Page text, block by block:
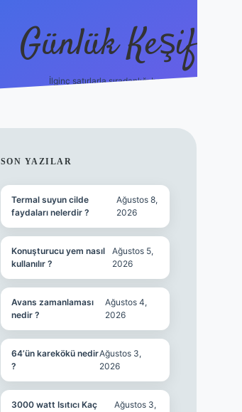
Günlük Keşif
İlginç satırlarla sıradanlığı boz.
SIDEBAR
SON YAZILAR
Termal suyun cilde
faydaları nelerdir ?
Ağustos 8,
2026
Konuşturucu yem nasıl
kullanılır ?
Ağustos 5,
2026
Avans zamanlaması
nedir ?
Ağustos 4,
2026
64’ün karekökü nedir
?
Ağustos 3,
2026
3000 watt Isıtıcı Kaç
Ağustos 3,